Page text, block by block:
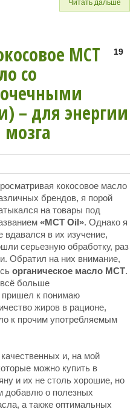
Читать дальше
19
MCT
со
– для энергии
кокосовое масло
брендов, я порой
на товары под
«MCT Oil». Однако я
вдавался в их изучение,
серьезную обработку, раз
Обратил на них внимание,
органическое масло МСТ.
больше
пришел к понимаю
жиров в рационе,
к прочим употребляемым
и, на мой
можно купить в
и их не столь хорошие, но
добавлю о полезных
а также оптимальных